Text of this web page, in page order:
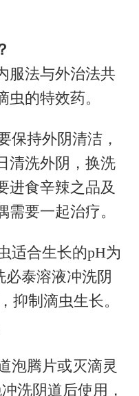
服法与外治法共
虫的特效药。
保持外阴清洁，
清洗外阴，换洗
进食辛辣之品及
要一起治疗。
适合生长的pH为
必泰溶液冲洗阴
抑制滴虫生长。
泡腾片或灭滴灵
洗阴道后使用，